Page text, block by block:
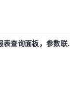
查询面板，参数联